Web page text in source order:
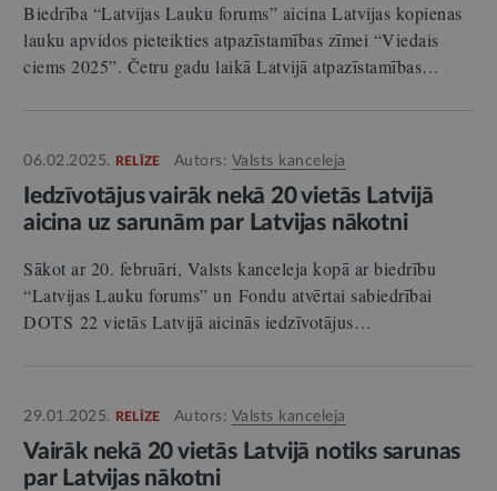
Biedrība “Latvijas Lauku forums” aicina Latvijas kopienas
lauku apvidos pieteikties atpazīstamības zīmei “Viedais
ciems 2025”. Četru gadu laikā Latvijā atpazīstamības…
06.02.2025. RELĪZE Autors: Valsts kanceleja
Iedzīvotājus vairāk nekā 20 vietās Latvijā
aicina uz sarunām par Latvijas nākotni
Sākot ar 20. februāri, Valsts kanceleja kopā ar biedrību
“Latvijas Lauku forums” un Fondu atvērtai sabiedrībai
DOTS 22 vietās Latvijā aicinās iedzīvotājus…
29.01.2025. RELĪZE Autors: Valsts kanceleja
Vairāk nekā 20 vietās Latvijā notiks sarunas
par Latvijas nākotni